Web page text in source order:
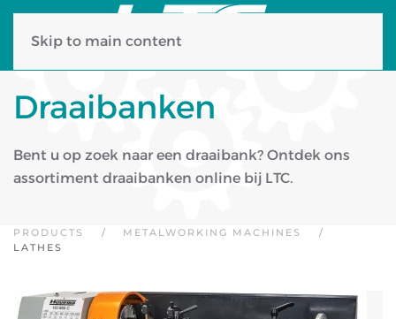
Skip to main content
Draaibanken
Bent u op zoek naar een draaibank? Ontdek ons
assortiment draaibanken online bij LTC.
PRODUCTS
METALWORKING MACHINES
LATHES